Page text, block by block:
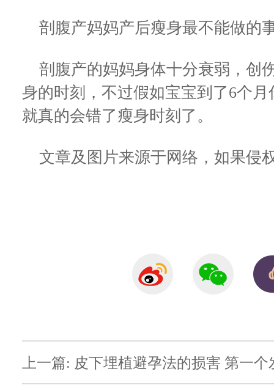
剖腹产妈妈产后瘦身最不能做的
剖腹产的妈妈身体十分衰弱，创
身的时刻，不过假如宝宝到了6个
就真的会错了瘦身时刻了。
文章及图片来源于网络，如果侵
上一篇: 皮下埋植避孕法的损害 第一